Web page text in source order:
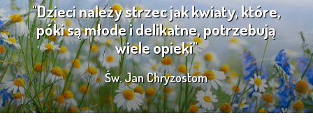
"Dzieci należy strzec jak kwiaty, które,
póki są młode i delikatne, potrzebują
wiele opieki"
Św. Jan Chryzostom